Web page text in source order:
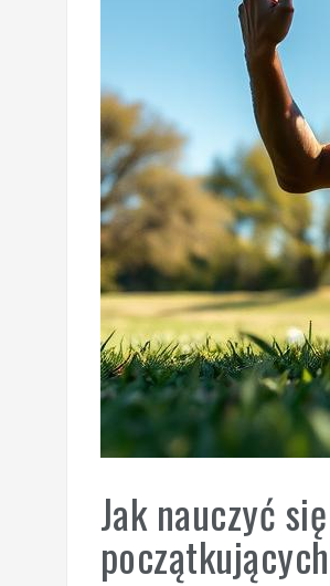
Jak nauczyć
początkujących